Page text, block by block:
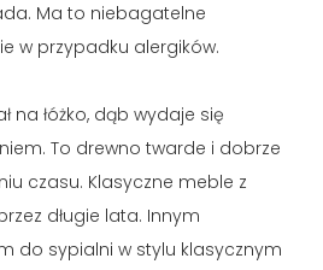
Ma to niebagatelne
w przypadku alergików.
na łóżko, dąb wydaje się
To drewno twarde i dobrze
czasu. Klasyczne meble z
długie lata. Innym
do sypialni w stylu klasycznym